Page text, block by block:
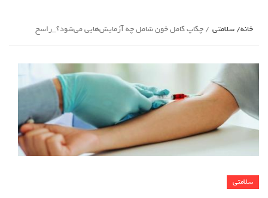
خانه سلامتی چکاپ کامل خون شامل چه آزمایش‌هایی می‌شود؟_راسخ
سلامتی